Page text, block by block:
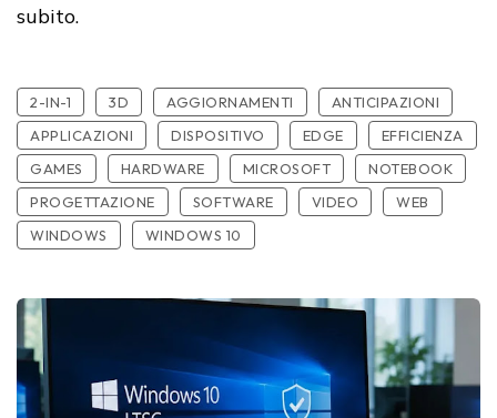
subito.
2-IN-1 3D AGGIORNAMENTI
ANTICIPAZIONI
APPLICAZIONI
DISPOSITIVO EDGE
EFFICIENZA
GAMES
HARDWARE MICROSOFT
NOTEBOOK
PROGETTAZIONE
SOFTWARE VIDEO
WEB
WINDOWS
WINDOWS 10